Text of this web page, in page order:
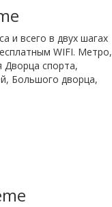
и всего в двух шагах
WIFI. Метро,
Дворца спорта,
Большого дворца,